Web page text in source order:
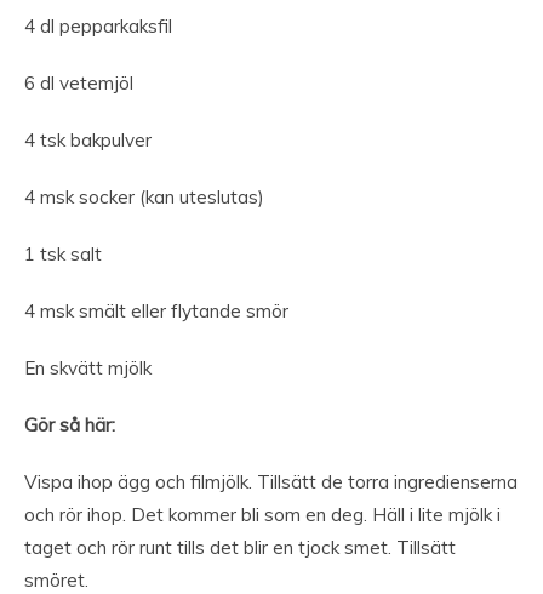
4 dl pepparkaksfil
6 dl vetemjöl
4 tsk bakpulver
4 msk socker (kan uteslutas)
1 tsk salt
4 msk smält eller flytande smör
En skvätt mjölk
Gör så här:
Vispa ihop ägg och filmjölk. Tillsätt de torra ingredienserna
och rör ihop. Det kommer bli som en deg. Häll i lite mjölk i
taget och rör runt tills det blir en tjock smet. Tillsätt
smöret.